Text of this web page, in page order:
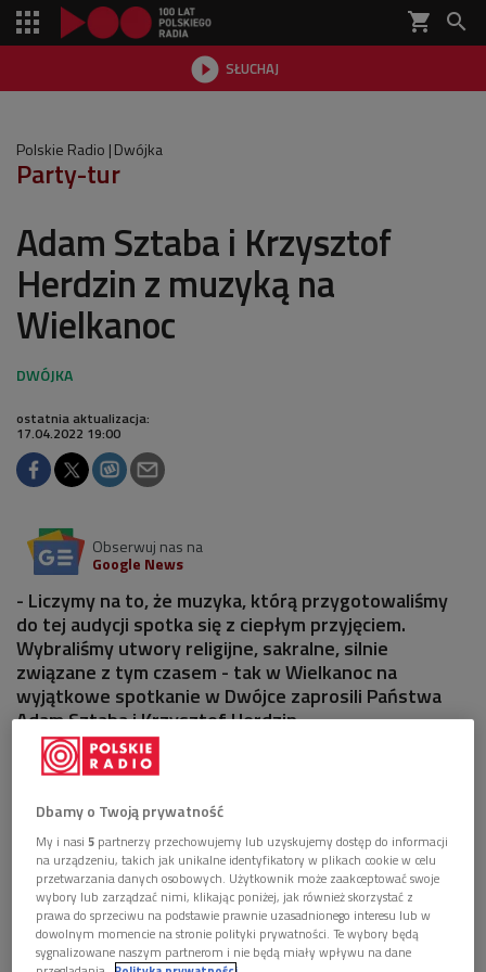
shopping_cart 
 SŁUCHAJ

Polskie Radio Dwójka
Party-tur
Adam Sztaba i Krzysztof
Herdzin z muzyką na
Wielkanoc
ostatnia aktualizacja:
17.04.2022 19:00
Obserwuj nas na
Google News
- Liczymy na to, że muzyka, którą przygotowaliśmy
do tej audycji spotka się z ciepłym przyjęciem.
Wybraliśmy utwory religijne, sakralne, silnie
związane z tym czasem - tak w Wielkanoc na
wyjątkowe spotkanie w Dwójce zaprosili Państwa
Adam Sztaba i Krzysztof Herdzin.
Dbamy o Twoją prywatność
My i nasi5 partnerzy przechowujemy lub uzyskujemy dostęp do informacji
na urządzeniu, takich jak unikalne identyfikatory w plikach cookie w celu
przetwarzania danych osobowych. Użytkownik może zaakceptować swoje
wybory lub zarządzać nimi, klikając poniżej, jak również skorzystać z
prawa do sprzeciwu na podstawie prawnie uzasadnionego interesu lub w
dowolnym momencie na stronie polityki prywatności. Te wybory będą
sygnalizowane naszym partnerom i nie będą miały wpływu na dane